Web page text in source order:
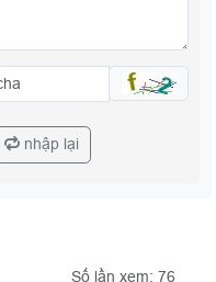
nhập lại
Số lần xem: 76